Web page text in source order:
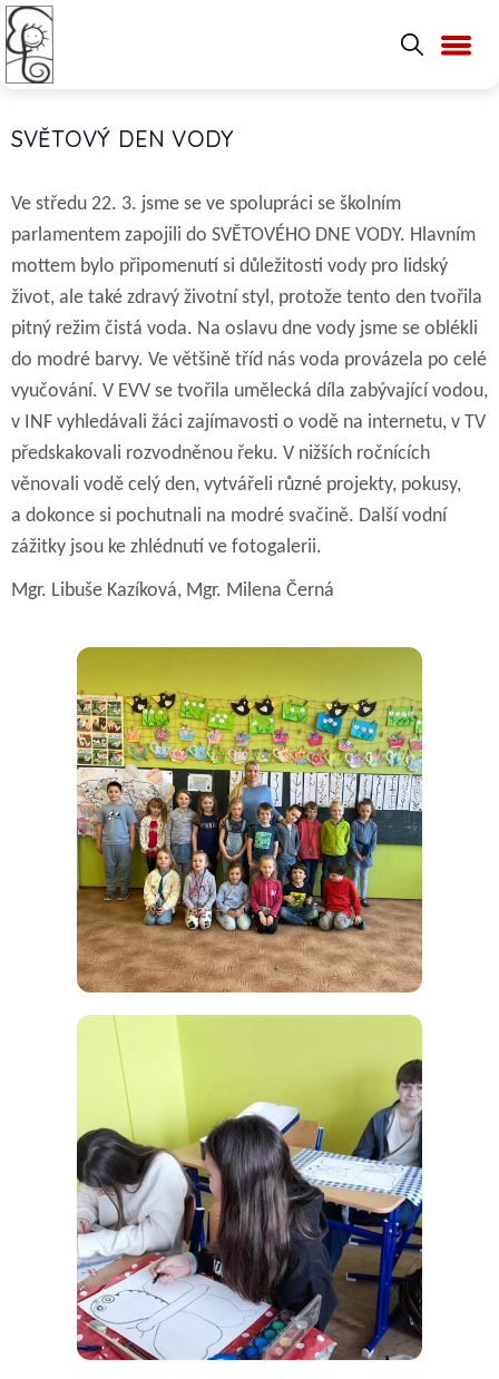
SVĚTOVÝ DEN VODY
Ve středu 22. 3. jsme se ve spolupráci se školním
parlamentem zapojili do SVĚTOVÉHO DNE VODY. Hlavním
mottem bylo připomenutí si důležitosti vody pro lidský
život, ale také zdravý životní styl, protože tento den tvořila
pitný režim čistá voda. Na oslavu dne vody jsme se oblékli
do modré barvy. Ve většině tříd nás voda provázela po celé
vyučování. V EVV se tvořila umělecká díla zabývající vodou,
v INF vyhledávali žáci zajímavosti o vodě na internetu, v TV
předskakovali rozvodněnou řeku. V nižších ročnících
věnovali vodě celý den, vytvářeli různé projekty, pokusy,
a dokonce si pochutnali na modré svačině. Další vodní
zážitky jsou ke zhlédnutí ve fotogalerii.
Mgr. Libuše Kazíková, Mgr. Milena Černá